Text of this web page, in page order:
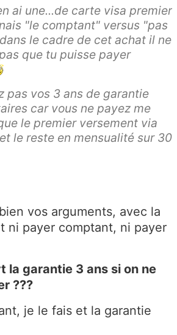
ai une...de carte visa premier
"le comptant" versus "pas
le cadre de cet achat il ne
que tu puisse payer
pas vos 3 ans de garantie
car vous ne payez me
le premier versement via
le reste en mensualité sur 30
vos arguments, avec la
ni payer comptant, ni payer
la garantie 3 ans si on ne
???
je le fais et la garantie